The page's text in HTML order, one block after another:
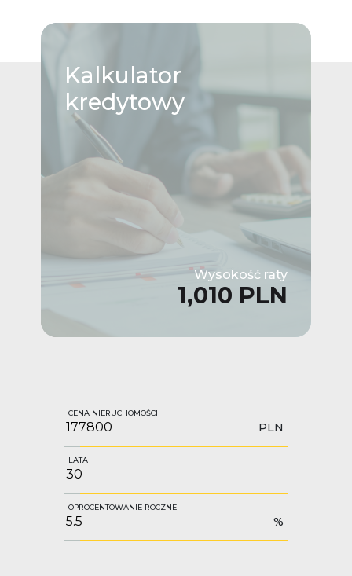
Kalkulator
kredytowy
Wysokość raty
1,010 PLN
CENA NIERUCHOMOŚCI
PLN
LATA
OPROCENTOWANIE ROCZNE
%